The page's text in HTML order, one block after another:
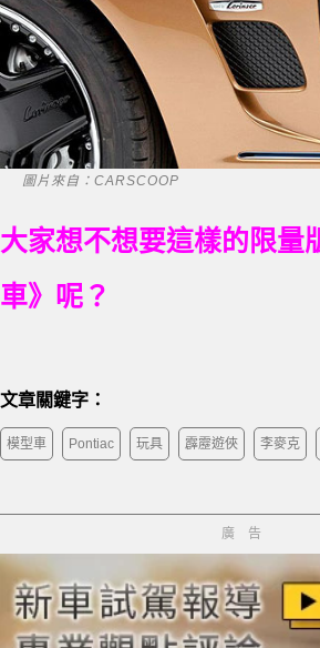
圖片來自：CARSCOOP
大家想不想要這樣的限量
車》呢？
文章關鍵字：
模型車 Pontiac 玩具 霹靂遊俠 李麥克
廣告